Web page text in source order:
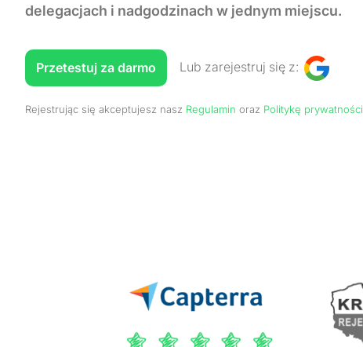
delegacjach i nadgodzinach w jednym miejscu.
Przetestuj za darmo Lub zarejestruj się z:
Rejestrując się akceptujesz nasz Regulamin oraz Politykę prywatności